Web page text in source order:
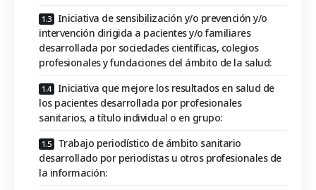
Iniciativa de sensibilización y/o prevención y/o
intervención dirigida a pacientes y/o familiares
desarrollada por sociedades científicas, colegios
profesionales y fundaciones del ámbito de la salud:
Iniciativa que mejore los resultados en salud de
los pacientes desarrollada por profesionales
sanitarios, a título individual o en grupo:
Trabajo periodístico de ámbito sanitario
desarrollado por periodistas u otros profesionales de
la información: